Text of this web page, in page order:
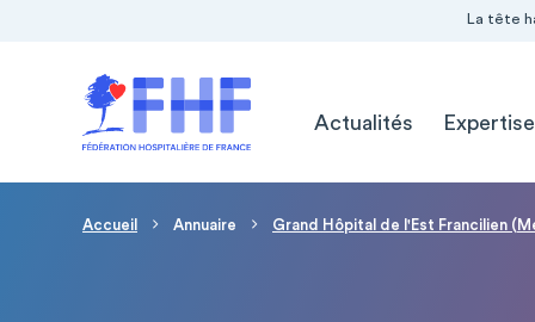
La tête
Actualités
Fil d'Ariane
Accueil Annuaire Grand Hôpital de l'Est Francilien